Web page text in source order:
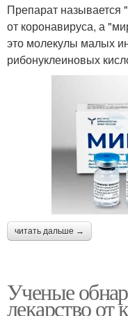
Препарат называется
от коронавируса, а
это молекулы малых
рибонуклеиновых
читать дальше →
Ученые
лекарство от